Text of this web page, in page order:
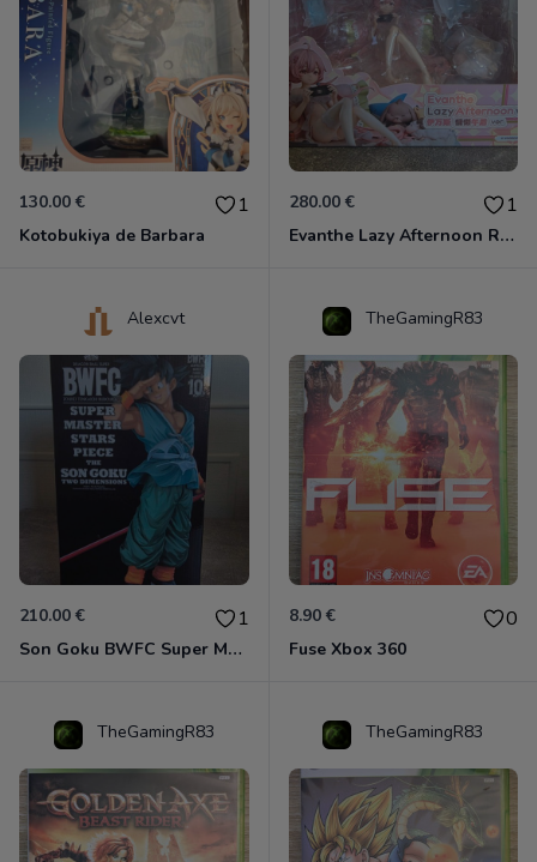
130.00 € 1
Kotobukiya de Barbara
280.00 € 1
Evanthe Lazy Afternoon Red Pride of Eden
Alexcvt
210.00 € 1
Son Goku BWFC Super Master Stars
TheGamingR83
8.90 € 0
Fuse Xbox 360
TheGamingR83 TheGamingR83